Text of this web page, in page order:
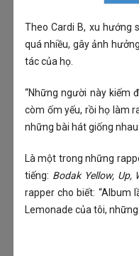
Theo Cardi B, xu hướng
quá nhiều, gây ảnh
tác của họ.
“Những người này kiếm
còm ốm yếu, rồi họ làm
những bài hát giống nhau
Là một trong những
tiếng: Bodak Yellow, Up,
rapper cho biết: “Album
Lemonade của tôi,